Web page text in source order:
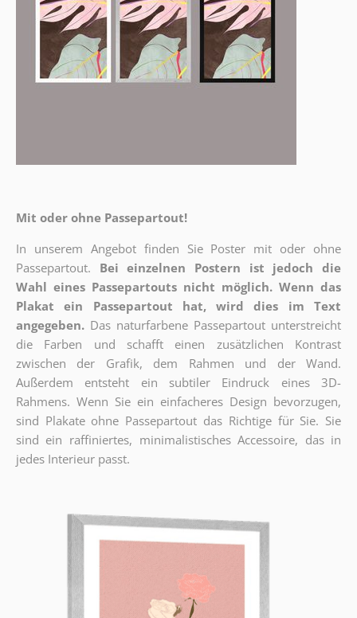
Mit oder ohne Passepartout!
In unserem Angebot finden Sie Poster mit oder ohne
Passepartout.
Bei einzelnen Postern ist jedoch die
Wahl eines Passepartouts nicht möglich. Wenn das
Plakat ein Passepartout hat, wird dies im Text
angegeben. Das naturfarbene Passepartout unterstreicht
die Farben und schafft einen zusätzlichen Kontrast
zwischen der Grafik, dem Rahmen und der Wand.
Außerdem entsteht ein subtiler Eindruck eines 3D-
Rahmens. Wenn Sie ein einfacheres Design bevorzugen,
sind Plakate ohne Passepartout das Richtige für Sie. Sie
sind ein raffiniertes, minimalistisches Accessoire, das in
jedes Interieur passt.